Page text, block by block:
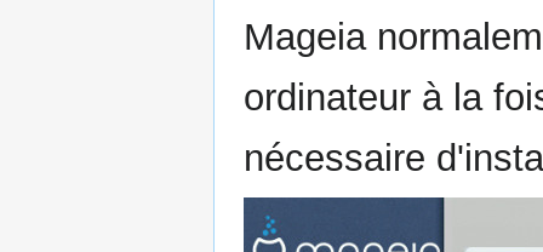
Mageia
ordinateur à la
nécessaire